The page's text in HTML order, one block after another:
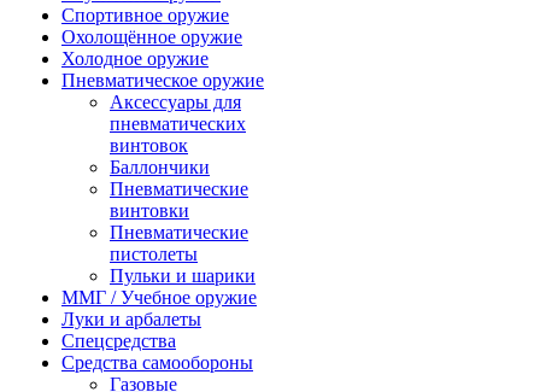
Спортивное оружие
Охолощённое оружие
Холодное оружие
Пневматическое оружие
Аксессуары для
пневматических
винтовок
Баллончики
Пневматические
винтовки
Пневматические
пистолеты
Пульки и шарики
ММГ / Учебное оружие
Луки и арбалеты
Спецсредства
Средства самообороны
Газовые